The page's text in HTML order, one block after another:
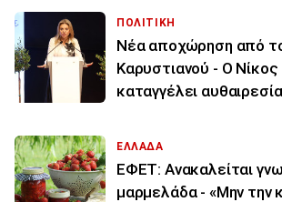
ΠΟΛΙΤΙΚΗ
Νέα αποχώρηση από
Καρυστιανού - Ο
καταγγέλει
ΕΛΛΑΔΑ
ΕΦΕΤ: Ανακαλείται
μαρμελάδα - «Μην την